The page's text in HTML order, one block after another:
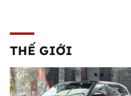
THẾ GIỚI